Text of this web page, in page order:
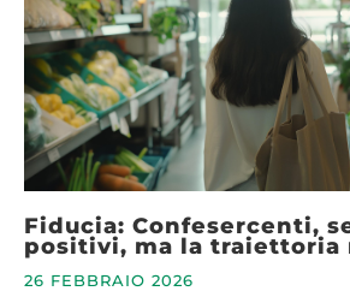
Fiducia: Confesercenti,
positivi, ma la traiettoria
26 FEBBRAIO 2026